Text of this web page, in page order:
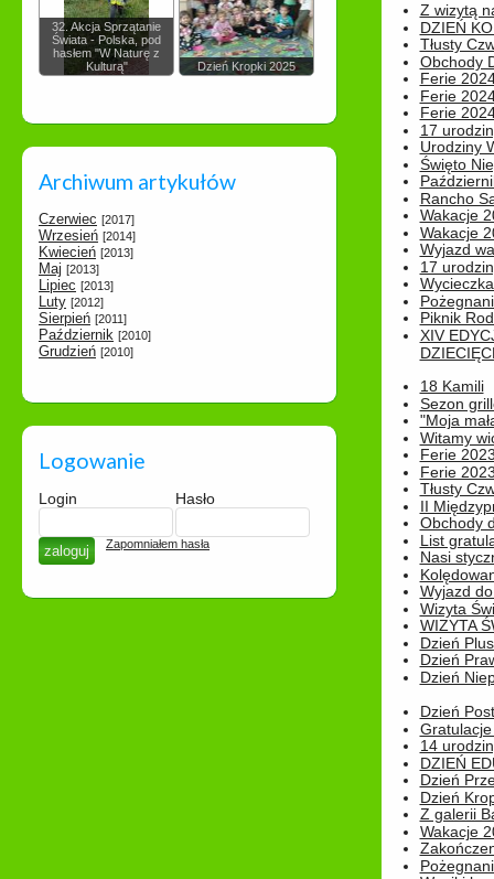
32. Akcja Sprzątanie
Świata - Polska, pod
hasłem "W Naturę z
Kulturą"
Dzień Kropki 2025
Archiwum artykułów
Czerwiec [2017]
Wrzesień [2014]
Kwiecień [2013]
Maj [2013]
Lipiec [2013]
Luty [2012]
Sierpień [2011]
Październik [2010]
Grudzień [2010]
Logowanie
Login Hasło
Zapomniałem hasła
Z wizytą
DZIEŃ
Tłusty
Obchody
Ferie
Ferie
Ferie
17
Urodziny
Święto
Rancho
Wakacje
Wakacje
Wyjazd
17
Piknik
XIV
18 Kamili
Sezon
"Moja
Witamy
Ferie
Ferie
Tłusty
II
Obchody
List
Nasi
Wyjazd
Wizyta
WIZYTA
Dzień
Dzień
Dzień
Dzień
14
DZIEŃ
Dzień
Dzień
Z galerii
Wakacje